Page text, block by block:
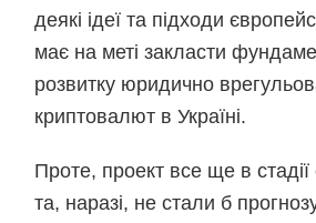
деякі ідеї та підходи
має на меті закласти
розвитку юридично
криптовалют в Україні.
Проте, проект все ще в
та, наразі, не стали б